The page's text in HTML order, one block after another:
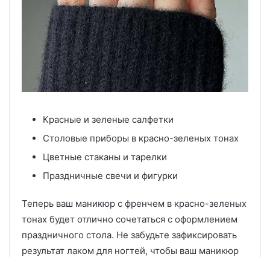
Красные и зеленые салфетки
Столовые приборы в красно-зеленых тонах
Цветные стаканы и тарелки
Праздничные свечи и фигурки
Теперь ваш маникюр с френчем в красно-зеленых
тонах будет отлично сочетаться с оформлением
праздничного стола. Не забудьте зафиксировать
результат лаком для ногтей, чтобы ваш маникюр